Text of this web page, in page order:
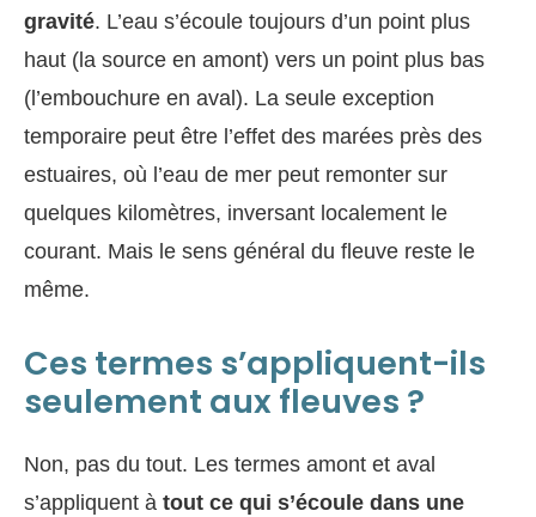
gravité. L’eau s’écoule toujours d’un point plus
haut (la source en amont) vers un point plus bas
(l’embouchure en aval). La seule exception
temporaire peut être l’effet des marées près des
estuaires, où l’eau de mer peut remonter sur
quelques kilomètres, inversant localement le
courant. Mais le sens général du fleuve reste le
même.
Ces termes s’appliquent-ils
seulement aux fleuves ?
Non, pas du tout. Les termes amont et aval
s’appliquent à tout ce qui s’écoule dans une